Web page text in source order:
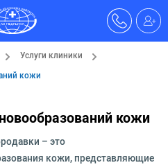
Услуги клиники
кожи
кожи
– это
кожи, представляющие